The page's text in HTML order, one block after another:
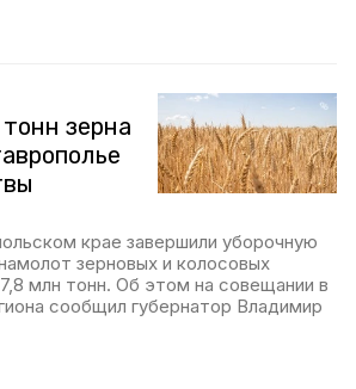
зерна
крае завершили уборочную
зерновых и колосовых
млн тонн. Об этом на совещании в
сообщил губернатор Владимир